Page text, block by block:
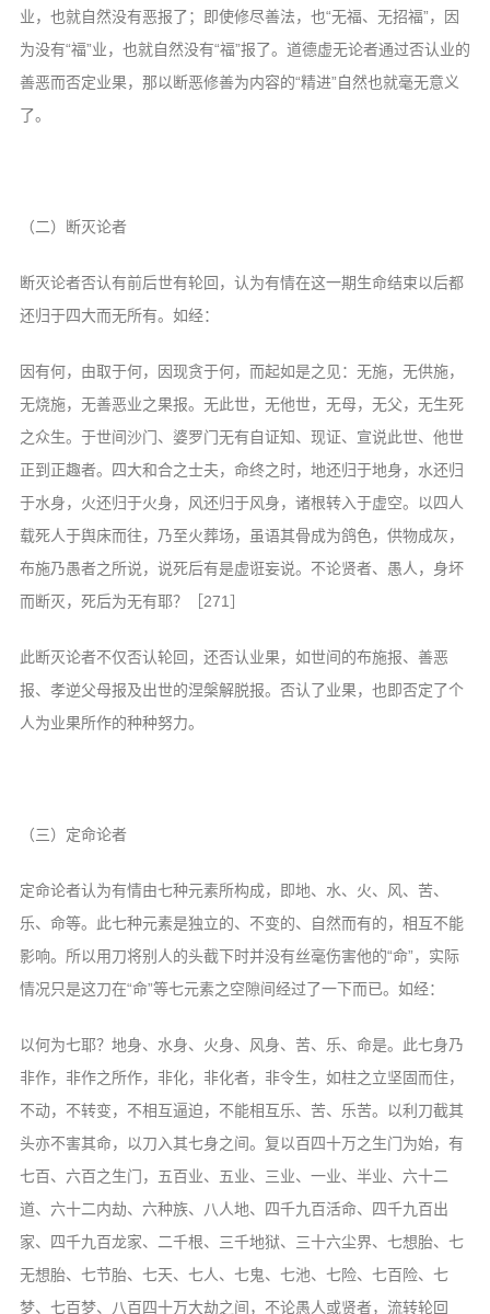
业，也就自然没有恶报了；即使修尽善法，也“无福、无招福”，因
为没有“福”业，也就自然没有“福”报了。道德虚无论者通过否认业的
善恶而否定业果，那以断恶修善为内容的“精进”自然也就毫无意义
了。
（二）断灭论者
断灭论者否认有前后世有轮回，认为有情在这一期生命结束以后都
还归于四大而无所有。如经：
因有何，由取于何，因现贪于何，而起如是之见：无施，无供施，
无烧施，无善恶业之果报。无此世，无他世，无母，无父，无生死
之众生。于世间沙门、婆罗门无有自证知、现证、宣说此世、他世
正到正趣者。四大和合之士夫，命终之时，地还归于地身，水还归
于水身，火还归于火身，风还归于风身，诸根转入于虚空。以四人
载死人于舆床而往，乃至火葬场，虽语其骨成为鸽色，供物成灰，
布施乃愚者之所说，说死后有是虚诳妄说。不论贤者、愚人，身坏
而断灭，死后为无有耶？［271］
此断灭论者不仅否认轮回，还否认业果，如世间的布施报、善恶
报、孝逆父母报及出世的涅槃解脱报。否认了业果，也即否定了个
人为业果所作的种种努力。
（三）定命论者
定命论者认为有情由七种元素所构成，即地、水、火、风、苦、
乐、命等。此七种元素是独立的、不变的、自然而有的，相互不能
影响。所以用刀将别人的头截下时并没有丝毫伤害他的“命”，实际
情况只是这刀在“命”等七元素之空隙间经过了一下而已。如经：
以何为七耶？地身、水身、火身、风身、苦、乐、命是。此七身乃
非作，非作之所作，非化，非化者，非令生，如柱之立坚固而住，
不动，不转变，不相互逼迫，不能相互乐、苦、乐苦。以利刀截其
头亦不害其命，以刀入其七身之间。复以百四十万之生门为始，有
七百、六百之生门，五百业、五业、三业、一业、半业、六十二
道、六十二内劫、六种族、八人地、四千九百活命、四千九百出
家、四千九百龙家、二千根、三千地狱、三十六尘界、七想胎、七
无想胎、七节胎、七天、七人、七鬼、七池、七险、七百险、七
梦、七百梦、八百四十万大劫之间，不论愚人或贤者，流转轮回